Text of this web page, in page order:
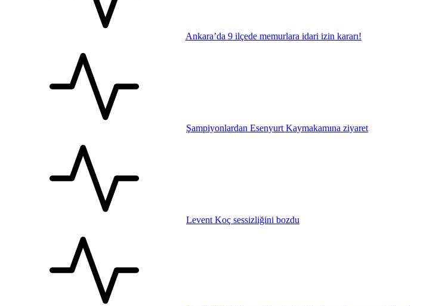
Ankara’da 9 ilçede memurlara idari izin kararı!
Şampiyonlardan Esenyurt Kaymakamına ziyaret
Levent Koç sessizliğini bozdu